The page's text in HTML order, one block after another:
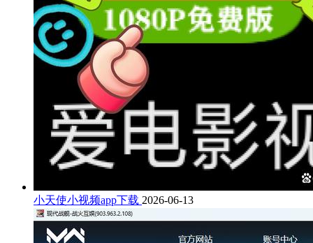
小天使小视频app下载 2026-06-13